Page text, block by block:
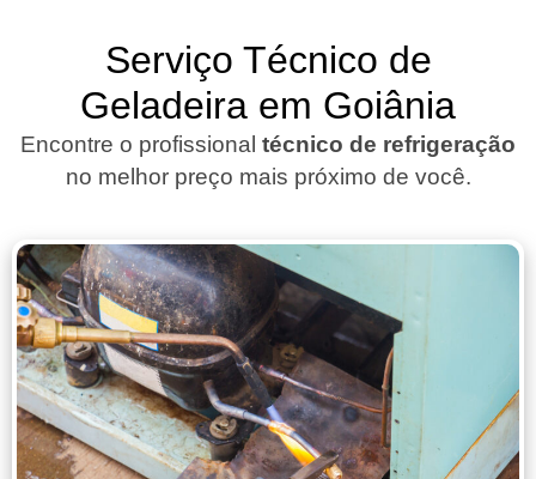
Serviço Técnico de
Geladeira em Goiânia
Encontre o profissional técnico de refrigeração
no melhor preço mais próximo de você.